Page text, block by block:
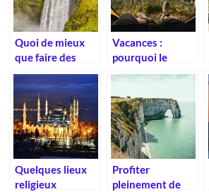
Quoi de mieux
que faire des
voyage en
montage avec
vos enfants.
Vacances :
pourquoi le
camping est-il
Quelques lieux
religieux
Profiter
pleinement de